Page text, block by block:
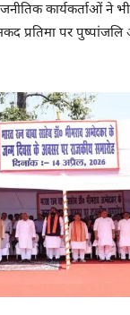
कार्यकर्ताओं ने
प्रतिमा पर पुष्पांजलि